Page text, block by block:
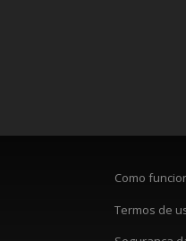
Como
Termos de